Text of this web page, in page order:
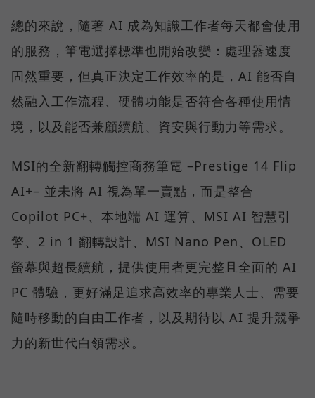
總的來說，隨著 AI 成為知識工作者每天都會使用
的服務，筆電選擇標準也開始改變：處理器速度
固然重要，但真正決定工作效率的是，AI 能否自
然融入工作流程、硬體功能是否符合各種使用情
境，以及能否兼顧續航、資安與行動力等需求。
MSI的全新翻轉觸控商務筆電 –Prestige 14 Flip
AI+– 並未將 AI 視為單一賣點，而是整合
Copilot PC+、本地端 AI 運算、MSI AI 智慧引
擎、2 in 1 翻轉設計、MSI Nano Pen、OLED
螢幕與超長續航，提供使用者更完整且全面的 AI
PC 體驗，更好滿足追求高效率的專業人士、需要
隨時移動的自由工作者，以及期待以 AI 提升競爭
力的新世代白領需求。